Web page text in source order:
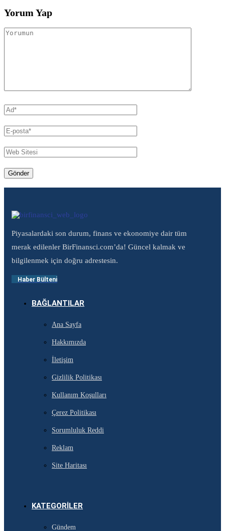
Yorum Yap
Piyasalardaki son durum, finans ve ekonomiye dair tüm
merak edilenler BirFinansci.com’da! Güncel kalmak ve
bilgilenmek için doğru adrestesin.
Haber Bülteni
BAĞLANTILAR
Ana Sayfa
Hakkımızda
İletişim
Gizlilik Politikası
Kullanım Koşulları
Çerez Politikası
Sorumluluk Reddi
Reklam
Site Haritası
KATEGORILER
Gündem